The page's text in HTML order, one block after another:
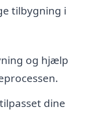
tilbygning i
og hjælp
dine